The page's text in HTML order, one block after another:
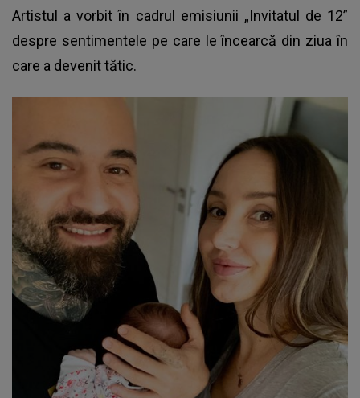
Artistul a vorbit în cadrul emisiunii „Invitatul de 12”
despre sentimentele pe care le încearcă din ziua în
care a devenit tătic.